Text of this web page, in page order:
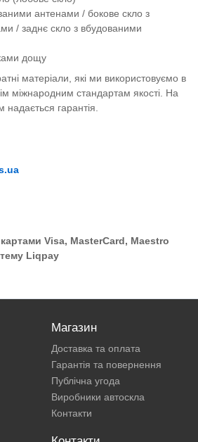
антенами / бокове скло з
/ заднє скло з вбудованими
дощу
матеріали, які ми використовуємо в
міжнародним стандартам якості. На
надається гарантія.
Visa, MasterCard, Maestro
Liqpay
Магазин
Доставка та оплата
Гарантія та повернення
Публічна угода
Виробники автоскла
Контакти